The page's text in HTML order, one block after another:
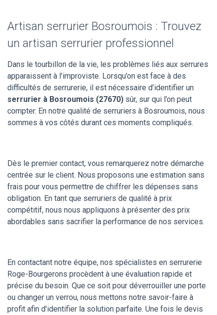
Artisan serrurier Bosroumois : Trouvez
un artisan serrurier professionnel
Dans le tourbillon de la vie, les problèmes liés aux serrures
apparaissent à l’improviste. Lorsqu’on est face à des
difficultés de serrurerie, il est nécessaire d’identifier un
serrurier à Bosroumois (27670) sûr, sur qui l’on peut
compter. En notre qualité de serruriers à Bosroumois, nous
sommes à vos côtés durant ces moments compliqués.
Dès le premier contact, vous remarquerez notre démarche
centrée sur le client. Nous proposons une estimation sans
frais pour vous permettre de chiffrer les dépenses sans
obligation. En tant que serruriers de qualité à prix
compétitif, nous nous appliquons à présenter des prix
abordables sans sacrifier la performance de nos services.
En contactant notre équipe, nos spécialistes en serrurerie
Roge-Bourgerons procèdent à une évaluation rapide et
précise du besoin. Que ce soit pour déverrouiller une porte
ou changer un verrou, nous mettons notre savoir-faire à
profit afin d’identifier la solution parfaite. Une fois le devis